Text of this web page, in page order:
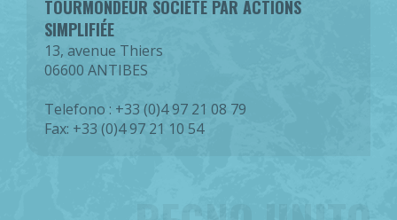
TOURMONDEUR SOCIÉTÉ PAR ACTIONS
SIMPLIFIÉE
13, avenue Thiers
06600 ANTIBES
Telefono : +33 (0)4 97 21 08 79
Fax: +33 (0)4 97 21 10 54